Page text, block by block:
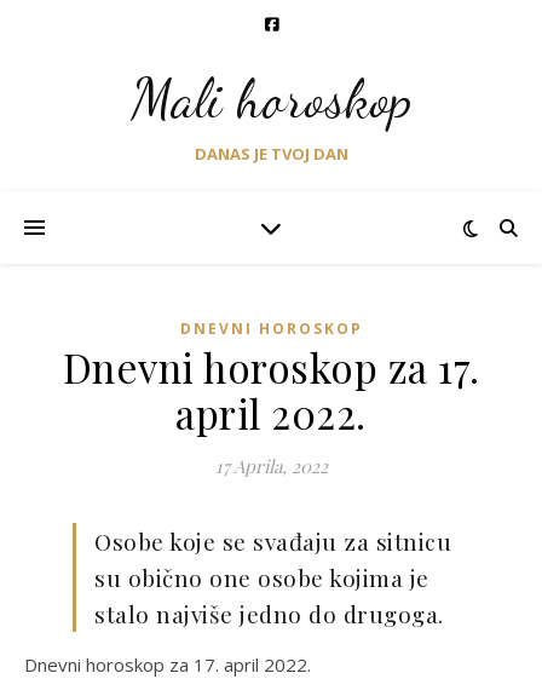
Mali horoskop
DANAS JE TVOJ DAN
DNEVNI HOROSKOP
Dnevni horoskop za 17.
april 2022.
17 Aprila, 2022
Osobe koje se svađaju za sitnicu
su obično one osobe kojima je
stalo najviše jedno do drugoga.
Dnevni horoskop za 17. april 2022.